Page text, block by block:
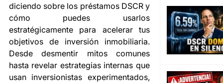
diciendo sobre los préstamos DSCR y
cómo puedes usarlos
estratégicamente para acelerar tus
objetivos de inversión inmobiliaria.
Desde desmentir mitos comunes
hasta revelar estrategias internas que
usan inversionistas experimentados,